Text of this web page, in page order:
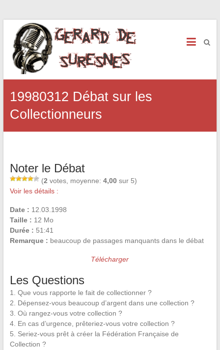
19980312 Débat sur les
Collectionneurs
Noter le Débat
(2 votes, moyenne: 4,00sur 5)
Voir les détails :
Date : 12.03.1998
Taille : 12 Mo
Durée : 51:41
Remarque : beaucoup de passages manquants dans le débat
Télécharger
Les Questions
1. Que vous rapporte le fait de collectionner ?
2. Dépensez-vous beaucoup d’argent dans une collection ?
3. Où rangez-vous votre collection ?
4. En cas d’urgence, prêteriez-vous votre collection ?
5. Seriez-vous prêt à créer la Fédération Française de
Collection ?